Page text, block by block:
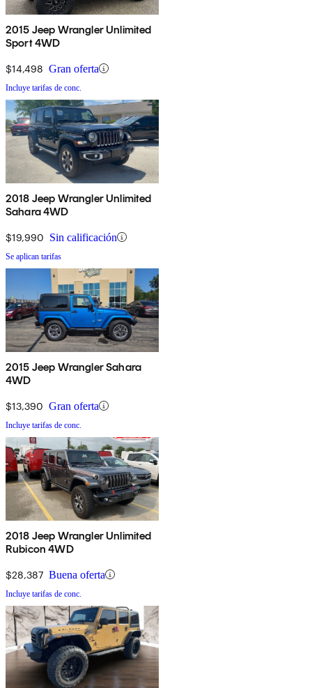
2015 Jeep Wrangler Unlimited
Sport 4WD
$14,498 Gran oferta
Incluye tarifas de conc.
2018 Jeep Wrangler Unlimited
Sahara 4WD
$19,990 Sin calificación
Se aplican tarifas
2015 Jeep Wrangler Sahara
4WD
$13,390 Gran oferta
Incluye tarifas de conc.
2018 Jeep Wrangler Unlimited
Rubicon 4WD
$28,387 Buena oferta
Incluye tarifas de conc.